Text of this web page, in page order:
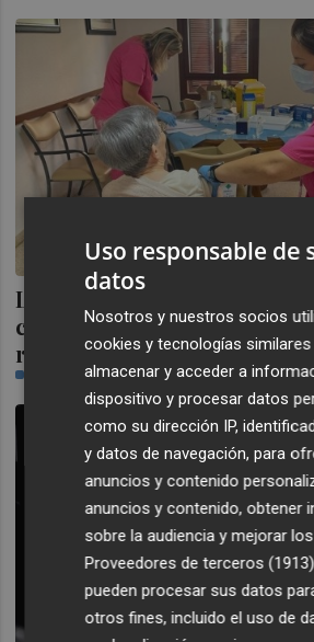
La Generalitat iniciará el 1
campaña de vacunación
respiratorios en colectivos
Uso responsable de
datos
Nosotros y nuestros socios
cookies y tecnologías similares
almacenar y acceder a
dispositivo y procesar datos
como su dirección IP,
y datos de navegación, para
anuncios y contenido
anuncios y contenido, obtener
sobre la audiencia y mejorar
Proveedores de terceros (1913)
pueden procesar sus datos
otros fines, incluido el uso de